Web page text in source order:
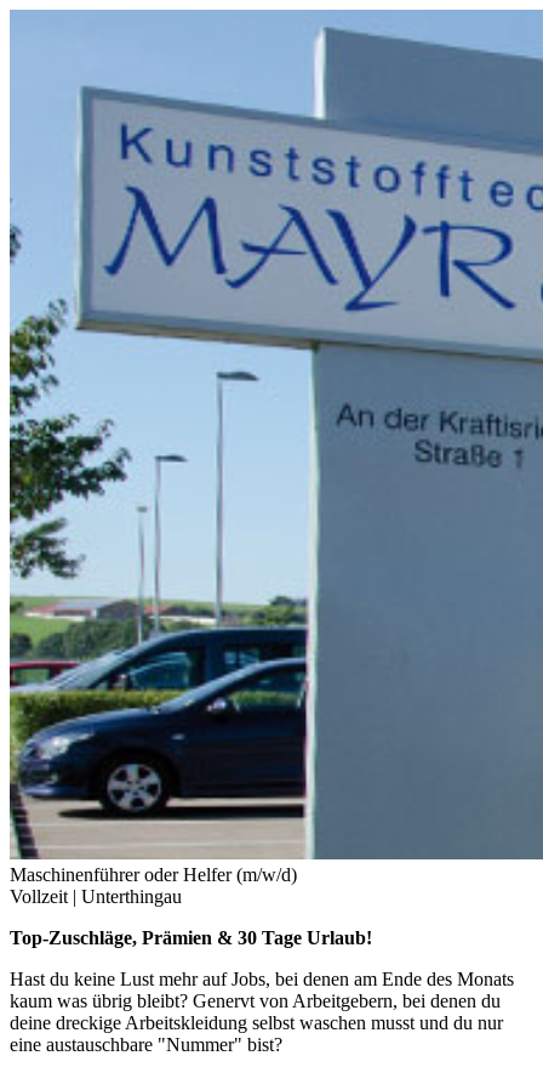
Maschinenführer oder Helfer (m/w/d)
Vollzeit | Unterthingau
Top-Zuschläge, Prämien & 30 Tage Urlaub!
Hast du keine Lust mehr auf Jobs, bei denen am Ende des Monats
kaum was übrig bleibt? Genervt von Arbeitgebern, bei denen du
deine dreckige Arbeitskleidung selbst waschen musst und du nur
eine austauschbare "Nummer" bist?